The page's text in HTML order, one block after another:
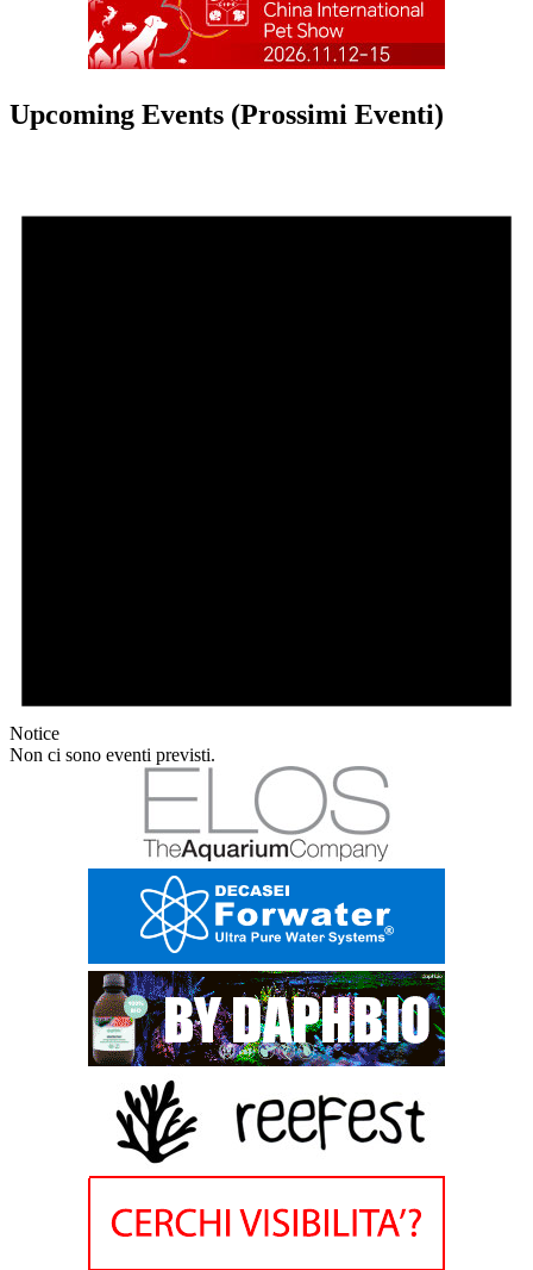
Upcoming Events (Prossimi Eventi)
Notice
Non ci sono eventi previsti.